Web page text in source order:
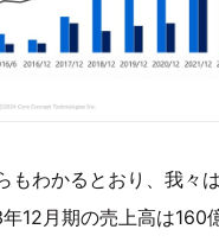
わかるとおり、我々
12月期の売上高は160